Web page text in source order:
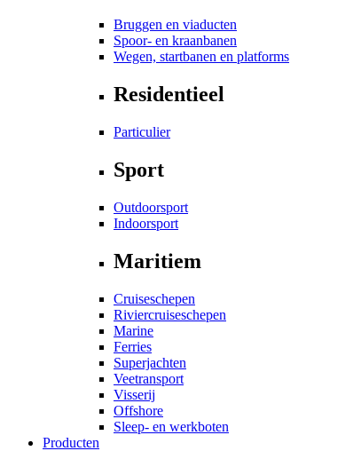
Bruggen en viaducten
Spoor- en kraanbanen
Wegen, startbanen en platforms
Residentieel
Particulier
Sport
Outdoorsport
Indoorsport
Maritiem
Cruiseschepen
Riviercruiseschepen
Marine
Ferries
Superjachten
Veetransport
Visserij
Offshore
Sleep- en werkboten
Producten